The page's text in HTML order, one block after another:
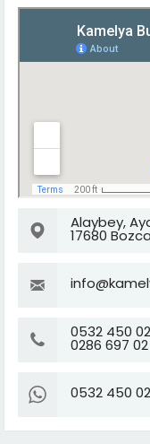
Alaybey,
17680
0532 450 02
0286 697
0532 450 02